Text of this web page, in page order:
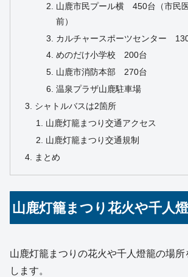
山鹿市民プール横 450台（市民
前）
カルチャースポーツセンター
めのだけ小学校 200台
山鹿市消防本部 270台
温泉プラザ山鹿駐車場
シャトルバスは2箇所
山鹿灯籠まつり交通アクセス
山鹿灯籠まつり交通規制
まとめ
山鹿灯籠まつり花火や千人
山鹿灯籠まつりの花火や千人燈籠の場
します。